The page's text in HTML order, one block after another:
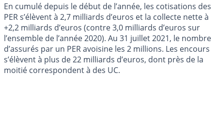
En cumulé depuis le début de l’année, les cotisations des
PER s’élèvent à 2,7 milliards d’euros et la collecte nette à
+2,2 milliards d’euros (contre 3,0 milliards d’euros sur
l’ensemble de l’année 2020). Au 31 juillet 2021, le nombre
d’assurés par un PER avoisine les 2 millions. Les encours
s’élèvent à plus de 22 milliards d’euros, dont près de la
moitié correspondent à des UC.